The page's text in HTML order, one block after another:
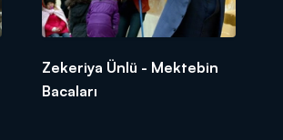
Zekeriya Ünlü - Mektebin
Bacaları